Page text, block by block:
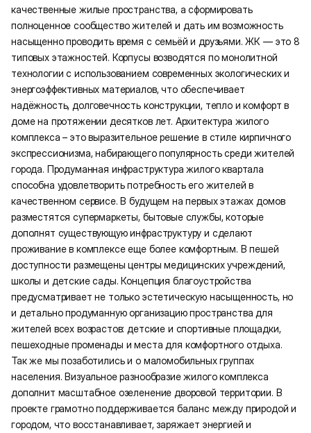
качественные жилые пространства, а сформировать
полноценное сообщество жителей и дать им возможность
насыщенно проводить время с семьёй и друзьями. ЖК — это 8
типовых этажностей. Корпусы возводятся по монолитной
технологии с использованием современных экологических и
энергоэффективных материалов, что обеспечивает
надёжность, долговечность конструкции, тепло и комфорт в
доме на протяжении десятков лет. Архитектура жилого
комплекса – это выразительное решение в стиле кирпичного
экспрессионизма, набирающего популярность среди жителей
города. Продуманная инфраструктура жилого квартала
способна удовлетворить потребность его жителей в
качественном сервисе. В будущем на первых этажах домов
разместятся супермаркеты, бытовые службы, которые
дополнят существующую инфраструктуру и сделают
проживание в комплексе еще более комфортным. В пешей
доступности размещены центры медицинских учреждений,
школы и детские сады. Концепция благоустройства
предусматривает не только эстетическую насыщенность, но
и детально продуманную организацию пространства для
жителей всех возрастов: детские и спортивные площадки,
пешеходные променады и места для комфортного отдыха.
Так же мы позаботились и о маломобильных группах
населения. Визуальное разнообразие жилого комплекса
дополнит масштабное озеленение дворовой территории. В
проекте грамотно поддерживается баланс между природой и
городом, что восстанавливает, заряжает энергией и